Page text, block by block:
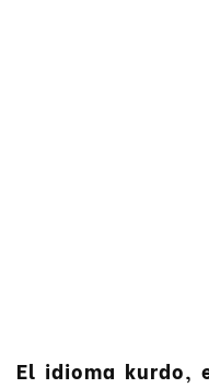
El idioma kurdo,